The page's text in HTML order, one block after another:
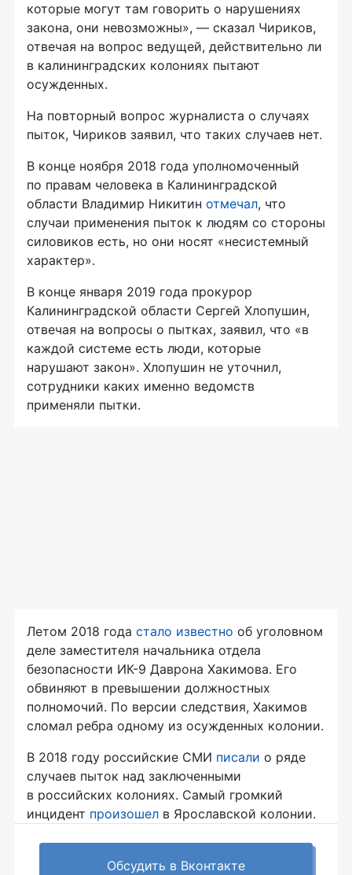
которые могут там говорить о нарушениях
закона, они невозможны», — сказал Чириков,
отвечая на вопрос ведущей, действительно ли
в калининградских колониях пытают
осужденных.
На повторный вопрос журналиста о случаях
пыток, Чириков заявил, что таких случаев нет.
В конце ноября 2018 года уполномоченный
по правам человека в Калининградской
области Владимир Никитин отмечал, что
случаи применения пыток к людям со стороны
силовиков есть, но они носят «несистемный
характер».
В конце января 2019 года прокурор
Калининградской области Сергей Хлопушин,
отвечая на вопросы о пытках, заявил, что «в
каждой системе есть люди, которые
нарушают закон». Хлопушин не уточнил,
сотрудники каких именно ведомств
применяли пытки.
Летом 2018 года стало известно об уголовном
деле заместителя начальника отдела
безопасности ИК-9 Даврона Хакимова. Его
обвиняют в превышении должностных
полномочий. По версии следствия, Хакимов
сломал ребра одному из осужденных колонии.
В 2018 году российские СМИ писали о ряде
случаев пыток над заключенными
в российских колониях. Самый громкий
инцидент произошел в Ярославской колонии.
Обсудить в Вконтакте